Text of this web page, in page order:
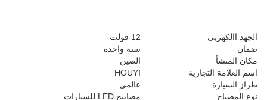
الجهد االكهربى
12 فولت
ضمان
سنة واحدة
مكان المنشأ
الصين
اسم العلامة التجارية
HOUYI
طراز السيارة
عالمي
نوع المصباح
مصابيح LED للسيارات